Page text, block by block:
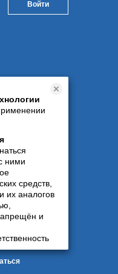
ними
средств,
их аналогов
и